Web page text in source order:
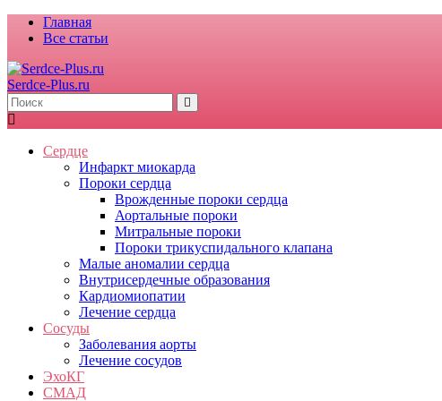
Главная
Все статьи
Serdce-Plus.ru
Сердце
Инфаркт миокарда
Пороки сердца
Врожденные пороки сердца
Аортальные пороки
Митральные пороки
Пороки трикуспидального клапана
Малые аномалии сердца
Внутрисердечные образования
Кардиомиопатии
Лечение сердца
Сосуды
Заболевания аорты
Лечение сосудов
ЭхоКГ
СМАД